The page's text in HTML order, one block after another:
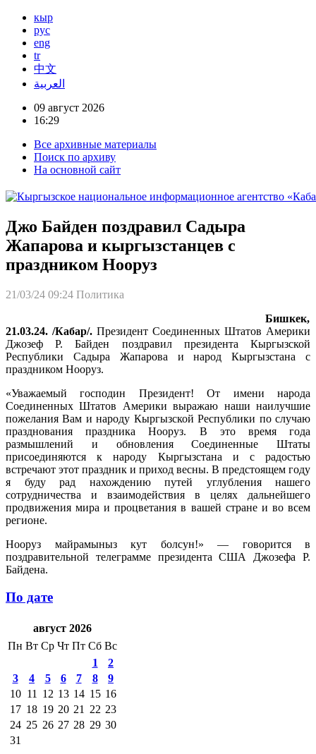
кыр
рус
eng
tr
中文
العربية
09 август 2026
16:29
Все архивные материалы
Поиск по архиву
На основной сайт
Джо Байден поздравил Садыра
Жапарова и кыргызстанцев с
праздником Нооруз
21/03/24 09:24 Политика
Бишкек,
21.03.24. /Кабар/. Президент Соединенных Штатов Америки
Джозеф Р. Байден поздравил президента Кыргызской
Республики Садыра Жапарова и народ Кыргызстана с
праздником Нооруз.
«Уважаемый господин Президент! От имени народа
Соединенных Штатов Америки выражаю наши наилучшие
пожелания Вам и народу Кыргызской Республики по случаю
празднования праздника Нооруз. В это время года
размышлений и обновления Соединенные Штаты
присоединяются к народу Кыргызстана и с радостью
встречают этот праздник и приход весны. В предстоящем году
я буду рад нахождению путей углубления нашего
сотрудничества и взаимодействия в целях дальнейшего
продвижения мира и процветания в вашей стране и во всем
регионе.
Нооруз майрамыныз кут болсун!» — говорится в
поздравительной телеграмме президента США Джозефа Р.
Байдена.
По дате
август 2026
Пн Вт Ср Чт Пт Сб Вс
1
2
3
4 5 6 7 8
9
10 11 12 13 14 15 16
17 18 19 20 21 22 23
24 25 26 27 28 29 30
31